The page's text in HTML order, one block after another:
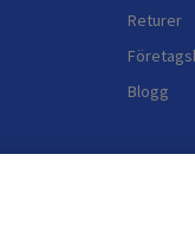
Returer
Blogg